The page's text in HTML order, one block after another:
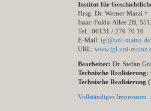
Institut für
Hrsg. Dr. Werner Marzi †
Isaac-Fulda-Allee 2B,
Tel.: 06131 / 276 70 10
E-Mail: igl@uni-mainz.de
URL: www.igl.uni-
Bearbeiter: Dr. Stefan
Technische Realisierung:
Technische Realisierung
Vollständiges Impressum